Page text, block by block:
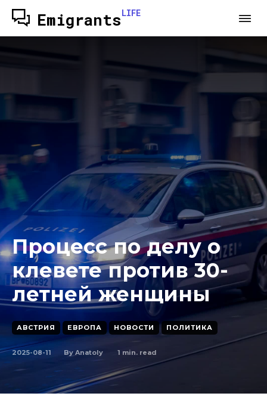
EmigrantsLIFE
Процесс по делу о
клевете против 30-
летней женщины
АВСТРИЯ ЕВРОПА НОВОСТИ ПОЛИТИКА
2025-08-11 By Anatoly 1 min. read